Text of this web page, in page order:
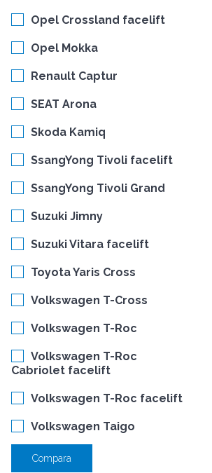
Opel Crossland facelift
Opel Mokka
Renault Captur
SEAT Arona
Skoda Kamiq
SsangYong Tivoli facelift
SsangYong Tivoli Grand
Suzuki Jimny
Suzuki Vitara facelift
Toyota Yaris Cross
Volkswagen T-Cross
Volkswagen T-Roc
Volkswagen T-Roc
Cabriolet facelift
Volkswagen T-Roc facelift
Volkswagen Taigo
Compara